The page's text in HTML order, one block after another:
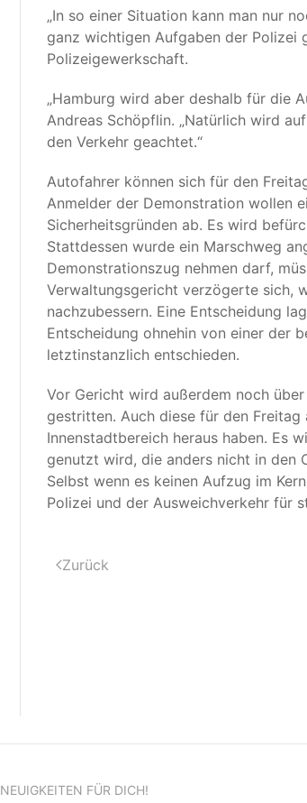
„In so einer Situation kann man nur
ganz wichtigen Aufgaben der Polizei
Polizeigewerkschaft.
„Hamburg wird aber deshalb für die
Andreas Schöpflin. „Natürlich wird
den Verkehr geachtet.“
Autofahrer können sich für den
Anmelder der Demonstration wollen
Sicherheitsgründen ab. Es wird
Stattdessen wurde ein Marschweg
Demonstrationszug nehmen darf,
Verwaltungsgericht verzögerte sich,
nachzubessern. Eine Entscheidung
Entscheidung ohnehin von einer der
letztinstanzlich entschieden.
Vor Gericht wird außerdem noch
gestritten. Auch diese für den
Innenstadtbereich heraus haben. Es
genutzt wird, die anders nicht in den
Selbst wenn es keinen Aufzug im
Polizei und der Ausweichverkehr für
Zurück
NEUIGKEITEN FÜR DICH!